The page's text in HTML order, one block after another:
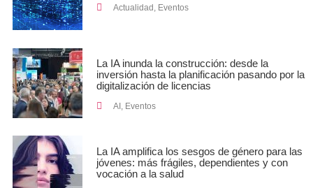
Actualidad, Eventos
La IA inunda la construcción: desde la
inversión hasta la planificación pasando por la
digitalización de licencias
AI , Eventos
La IA amplifica los sesgos de género para las
jóvenes: más frágiles, dependientes y con
vocación a la salud